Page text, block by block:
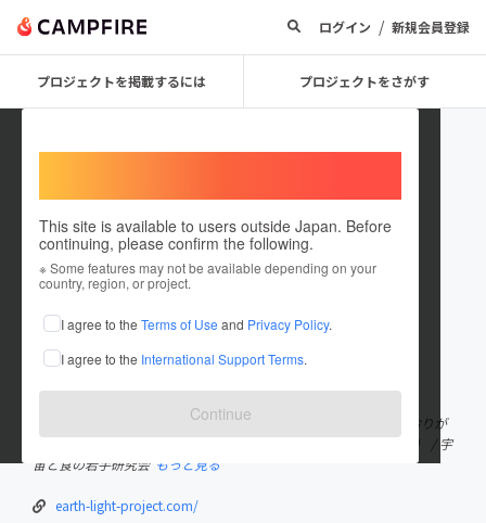
ログイン / 新規会員登録
プロジェクトを掲載するには プロジェクトをさがす
This site is available to users outside Japan. Before
continuing, please confirm the following.
※ Some features may not be available depending on your
country, region, or project.
I agree to the Terms of Use and Privacy Policy.
I agree to the International Support Terms.
Continue
Norihiko Tsuzuki
これまでに6回支援して1件のプロジェクトを投稿しています
在住国：日本 現在地：千葉県
出身国：日本 出身地：千葉県
【炎を宇宙へ！】Earth Light Project実行委員会代表 / 学生団体おりが
み設立者・代表（東京2020大会に向けた日本最大規模の学生団体） / 宇
宙と食の若手研究会 もっと見る
earth-light-project.com/